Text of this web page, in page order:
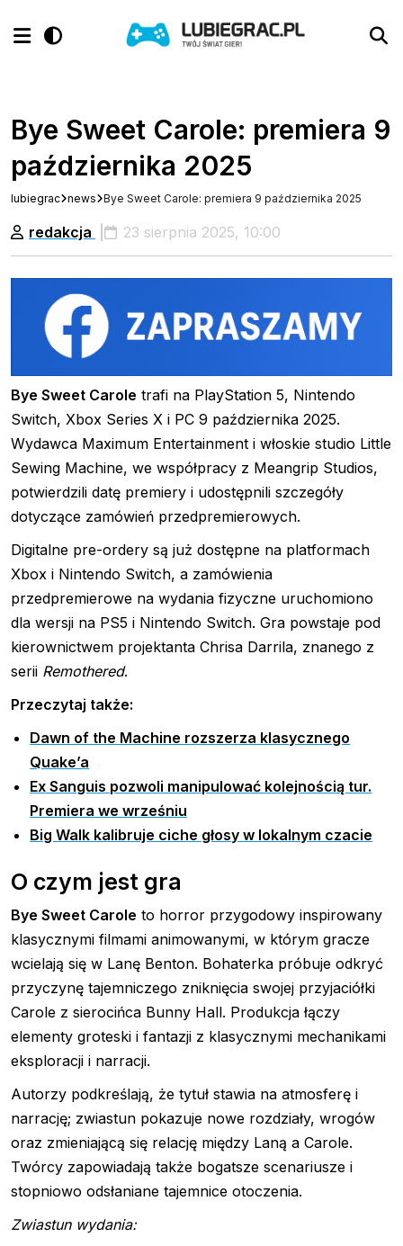
Bye Sweet Carole: premiera 9
października 2025
lubiegrac news Bye Sweet Carole: premiera 9 października 2025
redakcja 23 sierpnia 2025, 10:00
Bye Sweet Carole trafi na PlayStation 5, Nintendo
Switch, Xbox Series X i PC 9 października 2025.
Wydawca Maximum Entertainment i włoskie studio Little
Sewing Machine, we współpracy z Meangrip Studios,
potwierdzili datę premiery i udostępnili szczegóły
dotyczące zamówień przedpremierowych.
Digitalne pre-ordery są już dostępne na platformach
Xbox i Nintendo Switch, a zamówienia
przedpremierowe na wydania fizyczne uruchomiono
dla wersji na PS5 i Nintendo Switch. Gra powstaje pod
kierownictwem projektanta Chrisa Darrila, znanego z
serii Remothered.
Przeczytaj także:
Dawn of the Machine rozszerza klasycznego
Quake’a
Ex Sanguis pozwoli manipulować kolejnością tur.
Premiera we wrześniu
Big Walk kalibruje ciche głosy w lokalnym czacie
O czym jest gra
Bye Sweet Carole to horror przygodowy inspirowany
klasycznymi filmami animowanymi, w którym gracze
wcielają się w Lanę Benton. Bohaterka próbuje odkryć
przyczynę tajemniczego zniknięcia swojej przyjaciółki
Carole z sierocińca Bunny Hall. Produkcja łączy
elementy groteski i fantazji z klasycznymi mechanikami
eksploracji i narracji.
Autorzy podkreślają, że tytuł stawia na atmosferę i
narrację; zwiastun pokazuje nowe rozdziały, wrogów
oraz zmieniającą się relację między Laną a Carole.
Twórcy zapowiadają także bogatsze scenariusze i
stopniowo odsłaniane tajemnice otoczenia.
Zwiastun wydania: